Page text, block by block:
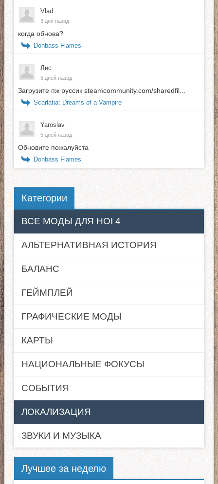
Vlad
3 дня назад
когда обнова?
Donbass Flames
Лис
5 дней назад
Загрузите пж руссик steamcommunity.com/sharedfil...
Scarlatia: Dreams of a Vampire
Yaroslav
5 дней назад
Обновите пожалуйста
Donbass Flames
Категории
ВСЕ МОДЫ ДЛЯ HOI 4
АЛЬТЕРНАТИВНАЯ ИСТОРИЯ
БАЛАНС
ГЕЙМПЛЕЙ
ГРАФИЧЕСКИЕ МОДЫ
КАРТЫ
НАЦИОНАЛЬНЫЕ ФОКУСЫ
СОБЫТИЯ
ЛОКАЛИЗАЦИЯ
ЗВУКИ И МУЗЫКА
Лучшее за неделю